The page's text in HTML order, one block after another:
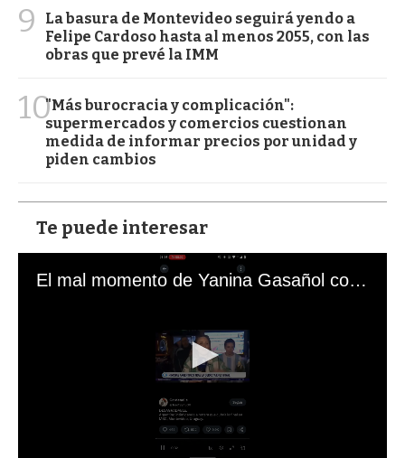
9
La basura de Montevideo seguirá yendo a
Felipe Cardoso hasta al menos 2055, con las
obras que prevé la IMM
10"Más burocracia y complicación":
supermercados y comercios cuestionan
medida de informar precios por unidad y
piden cambios
Te puede interesar
El mal momento de Yanina Gasañol con un hincha argentino en "Subrayado"